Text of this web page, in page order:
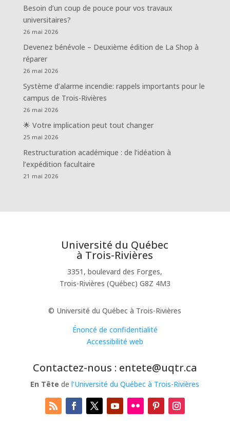
Besoin d’un coup de pouce pour vos travaux
universitaires?
26 mai 2026
Devenez bénévole – Deuxième édition de La Shop à
réparer
26 mai 2026
Système d’alarme incendie: rappels importants pour le
campus de Trois-Rivières
26 mai 2026
🌟 Votre implication peut tout changer
25 mai 2026
Restructuration académique : de l’idéation à
l’expédition facultaire
21 mai 2026
Université du Québec
à Trois-Rivières
3351, boulevard des Forges,
Trois-Rivières (Québec) G8Z 4M3
© Université du Québec à Trois-Rivières
Énoncé de confidentialité
Accessibilité web
Contactez-nous : entete@uqtr.ca
En Tête del’Université du Québec à Trois-Rivières